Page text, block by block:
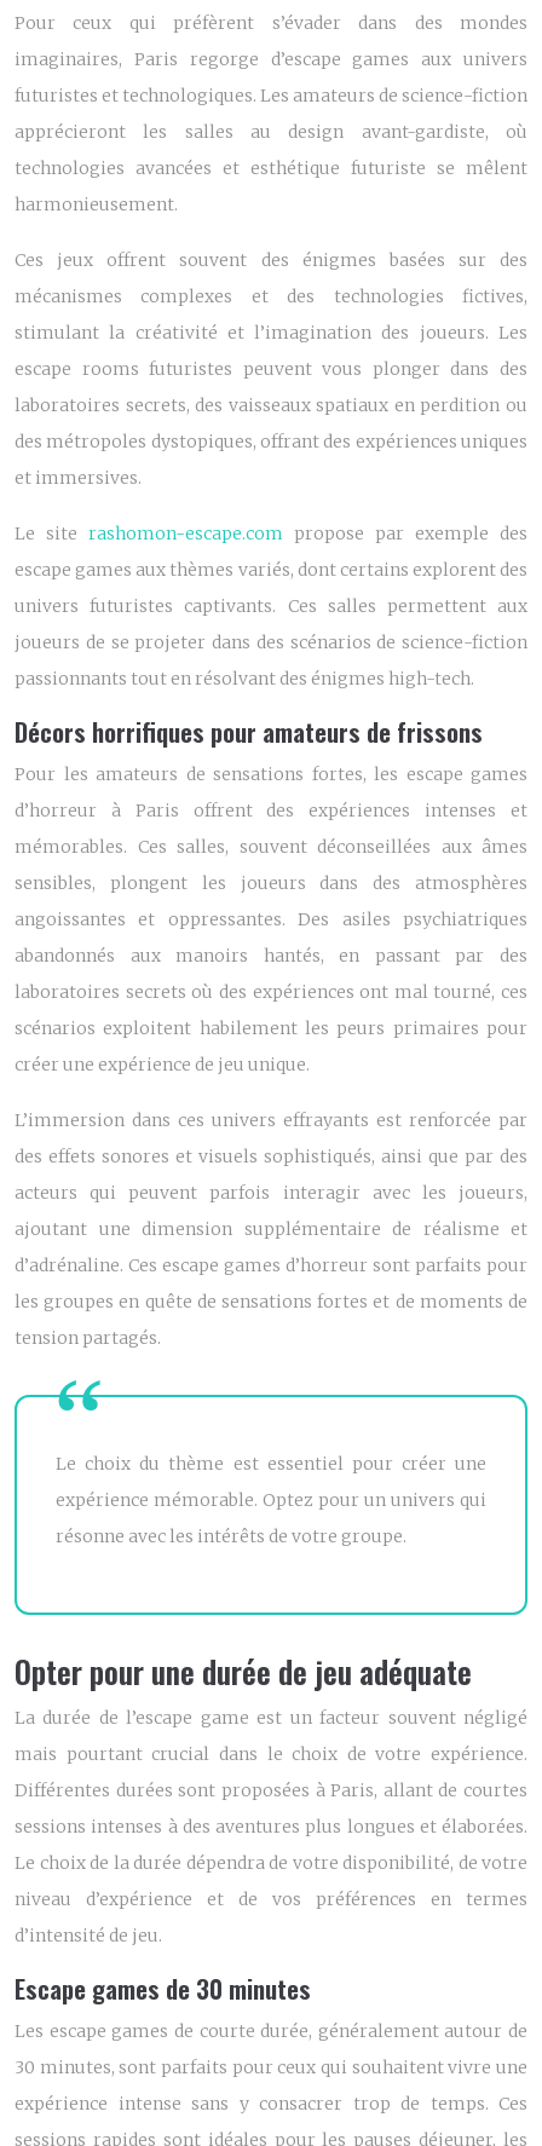
Pour ceux qui préfèrent s’évader dans des mondes
imaginaires, Paris regorge d’escape games aux univers
futuristes et technologiques. Les amateurs de science-fiction
apprécieront les salles au design avant-gardiste, où
technologies avancées et esthétique futuriste se mêlent
harmonieusement.
Ces jeux offrent souvent des énigmes basées sur des
mécanismes complexes et des technologies fictives,
stimulant la créativité et l’imagination des joueurs. Les
escape rooms futuristes peuvent vous plonger dans des
laboratoires secrets, des vaisseaux spatiaux en perdition ou
des métropoles dystopiques, offrant des expériences uniques
et immersives.
Le site rashomon-escape.com propose par exemple des
escape games aux thèmes variés, dont certains explorent des
univers futuristes captivants. Ces salles permettent aux
joueurs de se projeter dans des scénarios de science-fiction
passionnants tout en résolvant des énigmes high-tech.
Décors horrifiques pour amateurs de frissons
Pour les amateurs de sensations fortes, les escape games
d’horreur à Paris offrent des expériences intenses et
mémorables. Ces salles, souvent déconseillées aux âmes
sensibles, plongent les joueurs dans des atmosphères
angoissantes et oppressantes. Des asiles psychiatriques
abandonnés aux manoirs hantés, en passant par des
laboratoires secrets où des expériences ont mal tourné, ces
scénarios exploitent habilement les peurs primaires pour
créer une expérience de jeu unique.
L’immersion dans ces univers effrayants est renforcée par
des effets sonores et visuels sophistiqués, ainsi que par des
acteurs qui peuvent parfois interagir avec les joueurs,
ajoutant une dimension supplémentaire de réalisme et
d’adrénaline. Ces escape games d’horreur sont parfaits pour
les groupes en quête de sensations fortes et de moments de
tension partagés.
Le choix du thème est essentiel pour créer une
expérience mémorable. Optez pour un univers qui
résonne avec les intérêts de votre groupe.
Opter pour une durée de jeu adéquate
La durée de l’escape game est un facteur souvent négligé
mais pourtant crucial dans le choix de votre expérience.
Différentes durées sont proposées à Paris, allant de courtes
sessions intenses à des aventures plus longues et élaborées.
Le choix de la durée dépendra de votre disponibilité, de votre
niveau d’expérience et de vos préférences en termes
d’intensité de jeu.
Escape games de 30 minutes
Les escape games de courte durée, généralement autour de
30 minutes, sont parfaits pour ceux qui souhaitent vivre une
expérience intense sans y consacrer trop de temps. Ces
sessions rapides sont idéales pour les pauses déjeuner, les